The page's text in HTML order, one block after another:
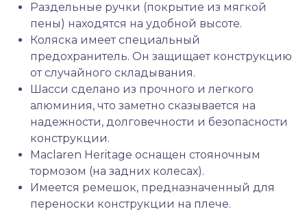
Раздельные ручки (покрытие из мягкой
пены) находятся на удобной высоте.
Коляска имеет специальный
предохранитель. Он защищает конструкцию
от случайного складывания.
Шасси сделано из прочного и легкого
алюминия, что заметно сказывается на
надежности, долговечности и безопасности
конструкции.
Maclaren Heritage оснащен стояночным
тормозом (на задних колесах).
Имеется ремешок, предназначенный для
переноски конструкции на плече.